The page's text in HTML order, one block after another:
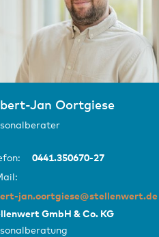
Jan Oortgiese
0441.350670-27
jan.oortgiese@stellenwert.de
GmbH & Co. KG